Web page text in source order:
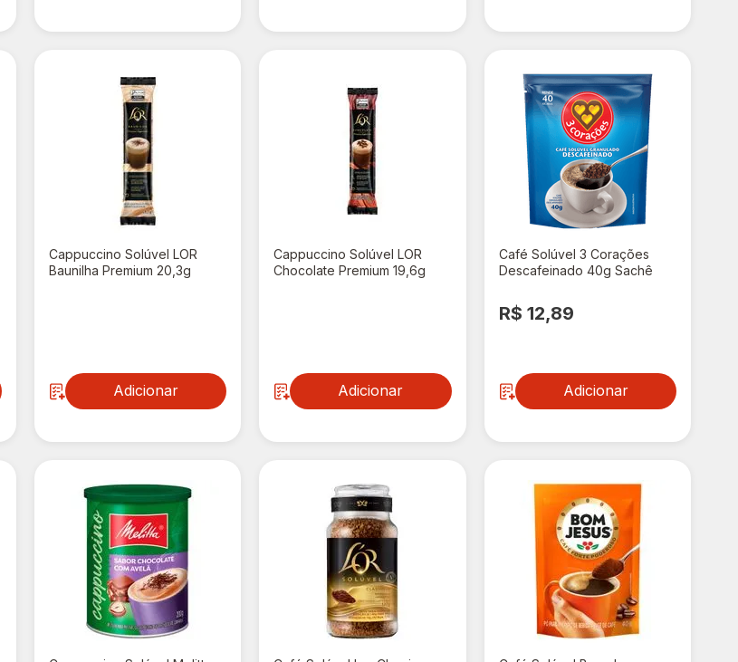
Cappuccino Solúvel LOR
Baunilha Premium 20,3g
Adicionar
Cappuccino Solúvel LOR
Chocolate Premium 19,6g
Adicionar
Café Solúvel 3 Corações
Descafeinado 40g Sachê
R$ 12,89
Adicionar